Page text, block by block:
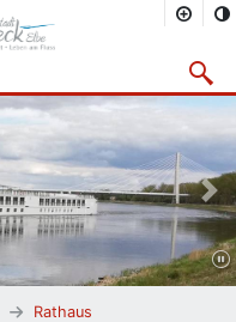
Rathaus